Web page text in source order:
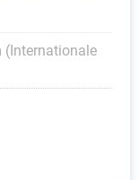
(Internationale